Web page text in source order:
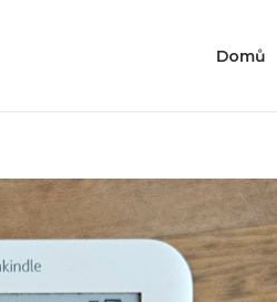
Domů